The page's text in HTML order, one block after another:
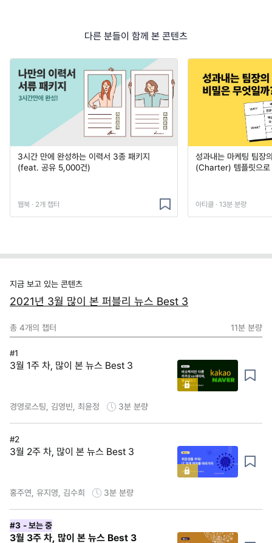
다른 분들이 함께 본 콘텐츠
3시간 만에 완성하는 이력서 3종 패키지
(feat. 공유 5,000건)
웹북 · 2개 챕터
성과내는 마케팅 팀장
(Charter) 템플릿으로
아티클 · 13분 분량
지금 보고 있는 콘텐츠
2021년 3월 많이 본 퍼블리 뉴스 Best 3
총 4개의 챕터 11분 분량
#1
3월 1주 차, 많이 본 뉴스 Best 3
경영로스팅, 김영빈, 최윤정 3분 분량
#2
3월 2주 차, 많이 본 뉴스 Best 3
홍주연, 유지영, 김수희 3분 분량
#3 - 보는 중
3월 3주 차, 많이 본 뉴스 Best 3